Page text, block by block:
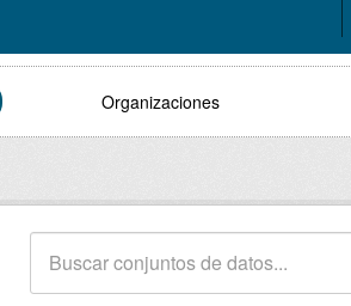
Organizaciones